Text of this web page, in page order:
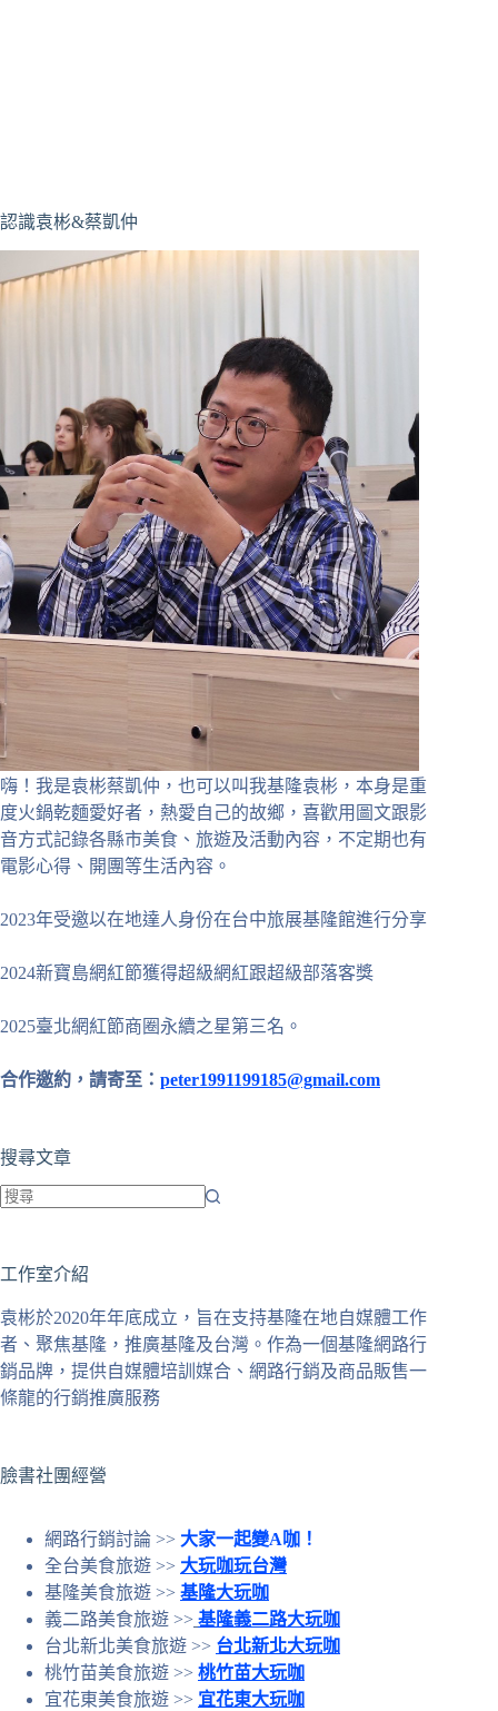
認識袁彬&蔡凱仲
嗨！我是袁彬蔡凱仲，也可以叫我基隆袁彬，本身是重
度火鍋乾麵愛好者，熱愛自己的故鄉，喜歡用圖文跟影
音方式記錄各縣市美食、旅遊及活動內容，不定期也有
電影心得、開團等生活內容。
2023年受邀以在地達人身份在台中旅展基隆館進行分享
2024新寶島網紅節獲得超級網紅跟超級部落客獎
2025臺北網紅節商圈永續之星第三名。
合作邀約，請寄至： peter1991199185@gmail.com
搜尋文章
到
合
條
件
的
果
工作室介紹
袁彬於2020年年底成立，旨在支持基隆在地自媒體工作
者、聚焦基隆，推廣基隆及台灣。作為一個基隆網路行
銷品牌，提供自媒體培訓媒合、網路行銷及商品販售一
條龍的行銷推廣服務
臉書社團經營
網路行銷討論 >> 大家一起變A咖！
全台美食旅遊 >> 大玩咖玩台灣
基隆美食旅遊 >> 基隆大玩咖
義二路美食旅遊 >> 基隆義二路大玩咖
台北新北美食旅遊 >> 台北新北大玩咖
桃竹苗美食旅遊 >> 桃竹苗大玩咖
宜花東美食旅遊 >> 宜花東大玩咖